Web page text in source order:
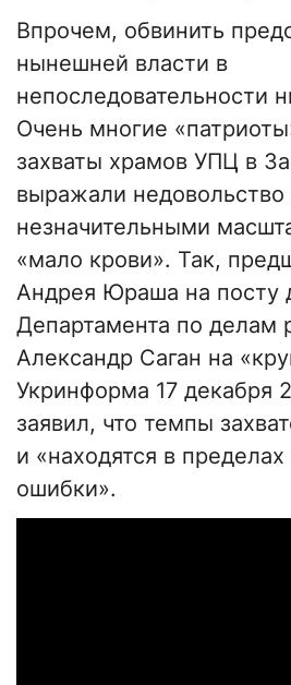
Впрочем, обвинить
нынешней власти в
непоследовательности
Очень многие
захваты храмов УПЦ в
выражали недовольство
незначительными
«мало крови». Так,
Андрея Юраша на посту
Департамента по делам
Александр Саган на
Укринформа 17 декабря
заявил, что темпы
и «находятся в пределах
ошибки».